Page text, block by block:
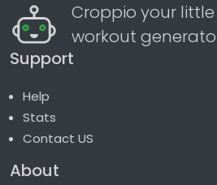
Croppio your
workout
Support
Help
Stats
Contact US
About